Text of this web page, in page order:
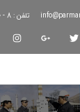
تلفن : 8 - 88352570